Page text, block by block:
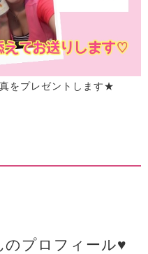
をプレゼントします★
プロフィール♥